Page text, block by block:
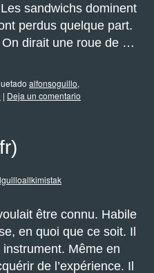
sandwichs dominent
perdus quelque part.
dirait une roue de …
alfonsoguillo,
| Deja un comentario
être connu. Habile
en quoi que ce soit. Il
Même en
de l’expérience. Il